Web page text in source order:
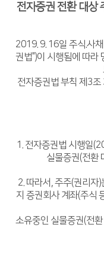
기업정신
Vision Statement
지사안내∨
FE Series
HD Series
Conversion∨
FO Series
원격지원
HK Insight
자료실
전자증권 전환 대상
2019. 9. 16일 주식.사
권법")이 시행됨에 따라
전자증권법 부칙 제3조
1. 전자증권법 시행일
실물증권(전환
2. 따라서, 주주(권리자
지 증권회사 계좌(주식
소유중인 실물증권(전